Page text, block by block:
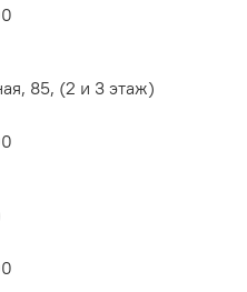
85, (2 и 3 этаж)